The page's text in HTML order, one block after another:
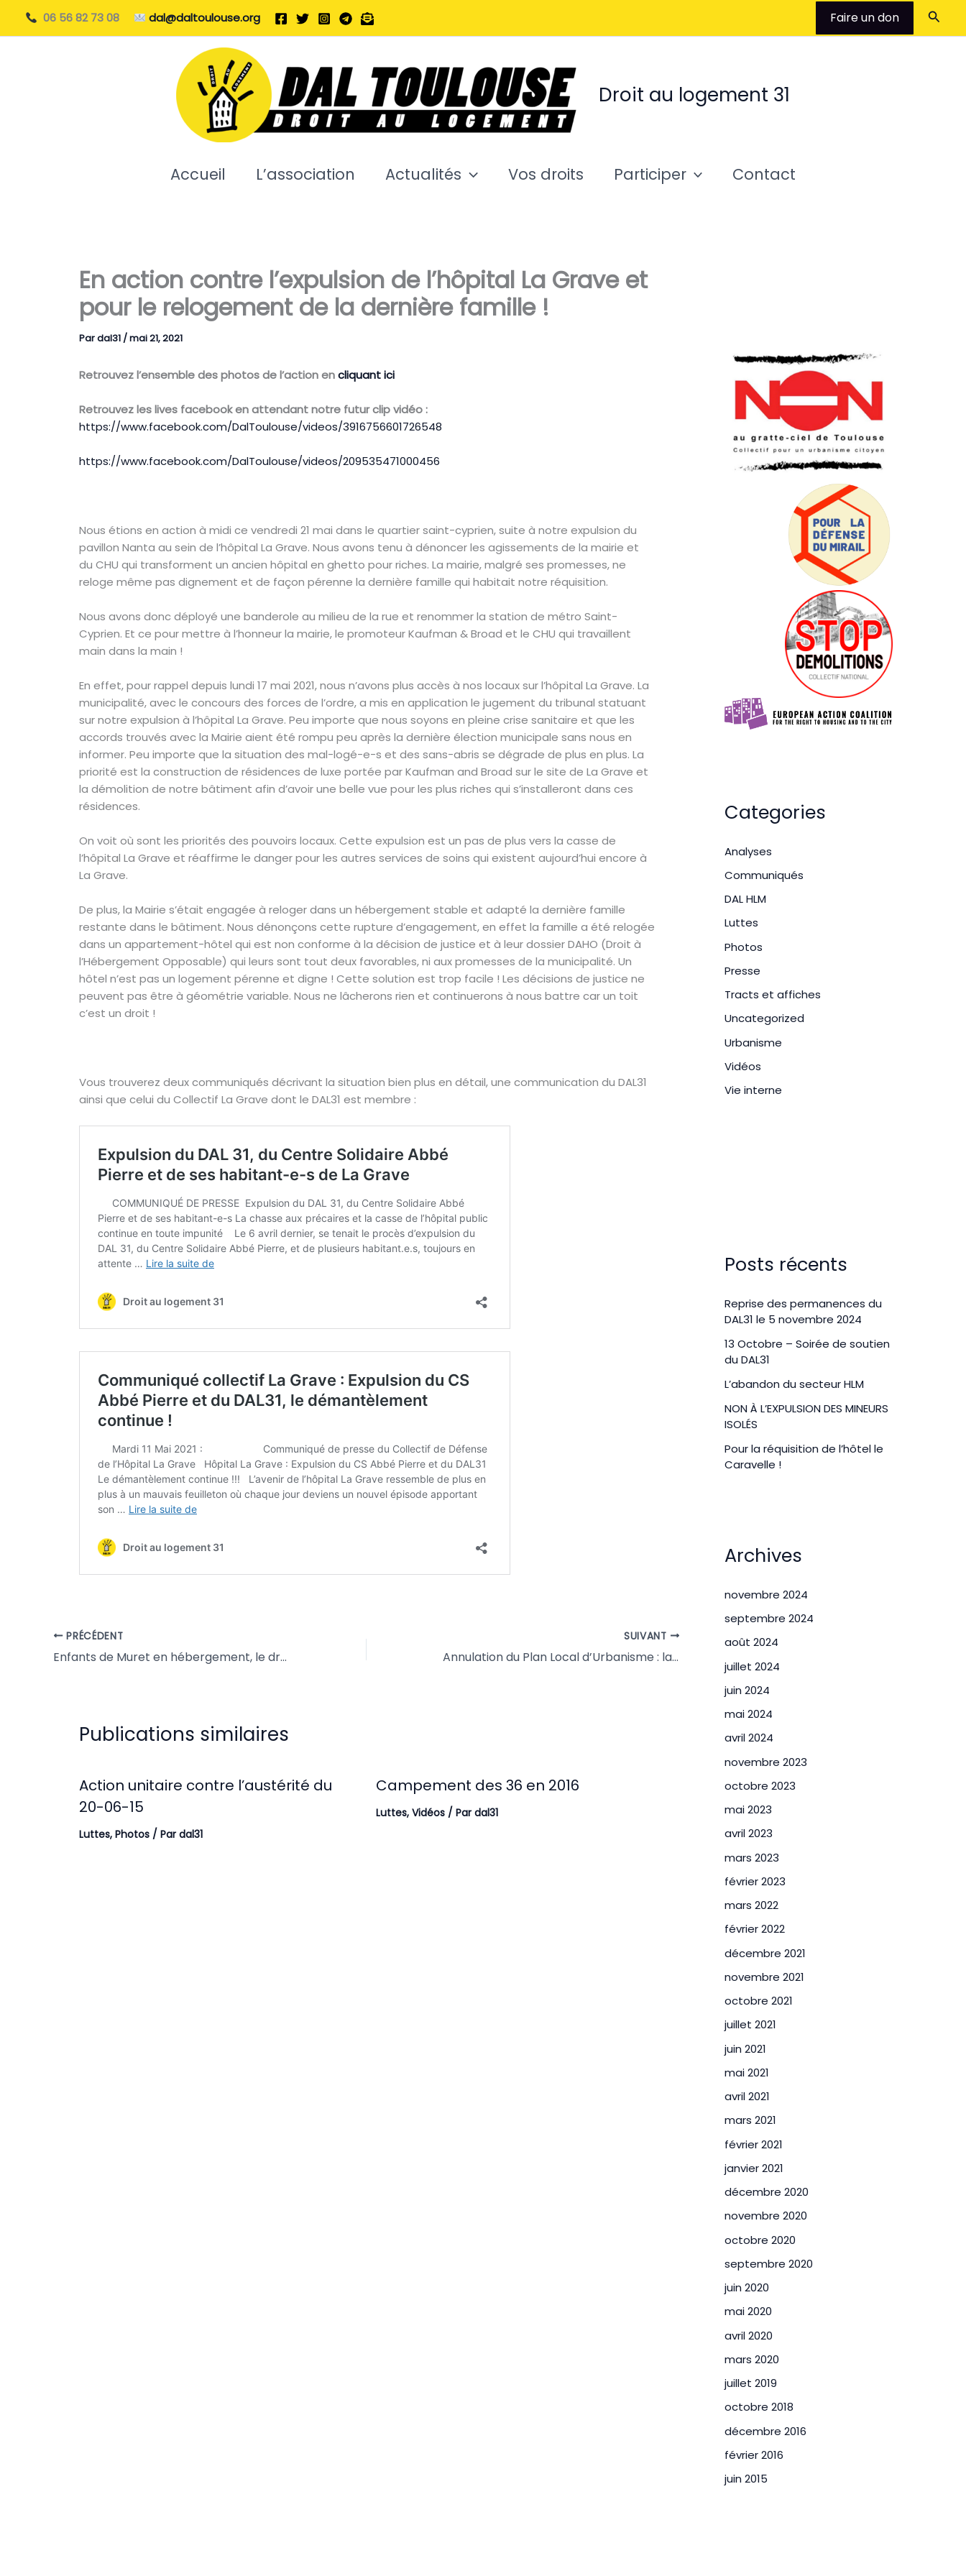
06 56 82 73 08 dal@daltoulouse.org Faire un don
Droit au logement 31
Accueil L’association Actualités Vos droits Participer Contact
En action contre l’expulsion de l’hôpital La Grave et
pour le relogement de la dernière famille !
Pardal31 /mai 21, 2021
Retrouvez l’ensemble des photos de l’action encliquant ici
Retrouvez les lives facebook en attendant notre futur clip vidéo :
https://www.facebook.com/DalToulouse/videos/3916756601726548
https://www.facebook.com/DalToulouse/videos/209535471000456
Nous étions en action à midi ce vendredi 21 mai dans le quartier saint-cyprien, suite à notre expulsion du
pavillon Nanta au sein de l’hôpital La Grave. Nous avons tenu à dénoncer les agissements de la mairie et
du CHU qui transforment un ancien hôpital en ghetto pour riches. La mairie, malgré ses promesses, ne
reloge même pas dignement et de façon pérenne la dernière famille qui habitait notre réquisition.
Nous avons donc déployé une banderole au milieu de la rue et renommer la station de métro Saint-
Cyprien. Et ce pour mettre à l’honneur la mairie, le promoteur Kaufman & Broad et le CHU qui travaillent
main dans la main !
En effet, pour rappel depuis lundi 17 mai 2021, nous n’avons plus accès à nos locaux sur l’hôpital La Grave. La
municipalité, avec le concours des forces de l’ordre, a mis en application le jugement du tribunal statuant
sur notre expulsion à l’hôpital La Grave. Peu importe que nous soyons en pleine crise sanitaire et que les
accords trouvés avec la Mairie aient été rompu peu après la dernière élection municipale sans nous en
informer. Peu importe que la situation des mal-logé-e-s et des sans-abris se dégrade de plus en plus. La
priorité est la construction de résidences de luxe portée par Kaufman and Broad sur le site de La Grave et
la démolition de notre bâtiment afin d’avoir une belle vue pour les plus riches qui s’installeront dans ces
résidences.
On voit où sont les priorités des pouvoirs locaux. Cette expulsion est un pas de plus vers la casse de
l’hôpital La Grave et réaffirme le danger pour les autres services de soins qui existent aujourd’hui encore à
La Grave.
De plus, la Mairie s’était engagée à reloger dans un hébergement stable et adapté la dernière famille
restante dans le bâtiment. Nous dénonçons cette rupture d’engagement, en effet la famille a été relogée
dans un appartement-hôtel qui est non conforme à la décision de justice et à leur dossier DAHO (Droit à
l’Hébergement Opposable) qui leurs sont tout deux favorables, ni aux promesses de la municipalité. Un
hôtel n’est pas un logement pérenne et digne ! Cette solution est trop facile ! Les décisions de justice ne
peuvent pas être à géométrie variable. Nous ne lâcherons rien et continuerons à nous battre car un toit
c’est un droit !
Vous trouverez deux communiqués décrivant la situation bien plus en détail, une communication du DAL31
ainsi que celui du Collectif La Grave dont le DAL31 est membre :
PRÉCÉDENT
Enfants de Muret en hébergement, le droit à l’éducation est fondamental !
SUIVANT
Annulation du Plan Local d’Urbanisme : la mairie de Toulouse doit revoir sa copie et ne pas se victimiser !
Publications similaires
Action unitaire contre l’austérité du
20-06-15
Luttes, Photos/ Par dal31
Campement des 36 en 2016
Luttes, Vidéos/ Par dal31
Categories
Analyses
Communiqués
DAL HLM
Luttes
Photos
Presse
Tracts et affiches
Uncategorized
Urbanisme
Vidéos
Vie interne
Posts récents
Reprise des permanences du
DAL31 le 5 novembre 2024
13 Octobre – Soirée de soutien
du DAL31
L’abandon du secteur HLM
NON À L’EXPULSION DES MINEURS
ISOLÉS
Pour la réquisition de l’hôtel le
Caravelle !
Archives
novembre 2024
septembre 2024
août 2024
juillet 2024
juin 2024
mai 2024
avril 2024
novembre 2023
octobre 2023
mai 2023
avril 2023
mars 2023
février 2023
mars 2022
février 2022
décembre 2021
novembre 2021
octobre 2021
juillet 2021
juin 2021
mai 2021
avril 2021
mars 2021
février 2021
janvier 2021
décembre 2020
novembre 2020
octobre 2020
septembre 2020
juin 2020
mai 2020
avril 2020
mars 2020
juillet 2019
octobre 2018
décembre 2016
février 2016
juin 2015